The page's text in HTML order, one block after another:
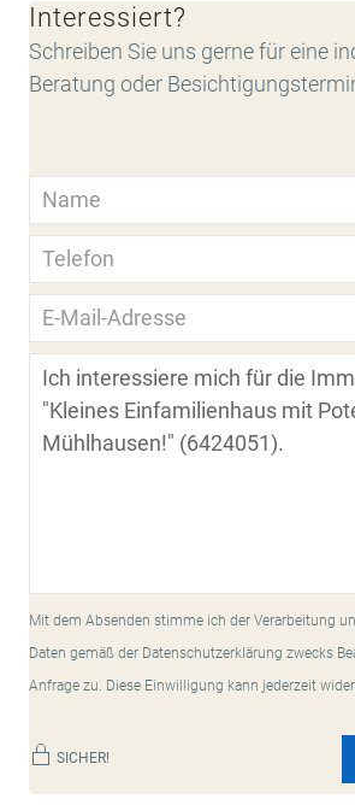
Interessiert?
Schreiben Sie uns gerne für eine
Beratung oder
Mit dem Absenden stimme ich der Verarbeitung
Daten gemäß der Datenschutzerklärung zwecks
Anfrage zu. Diese Einwilligung kann jederzeit
SICHER!